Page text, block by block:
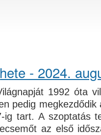
- 2024.
1992 óta
pedig
ig tart. A szoptatás
az első